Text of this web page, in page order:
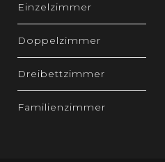
Einzelzimmer
Doppelzimmer
Dreibettzimmer
Familienzimmer